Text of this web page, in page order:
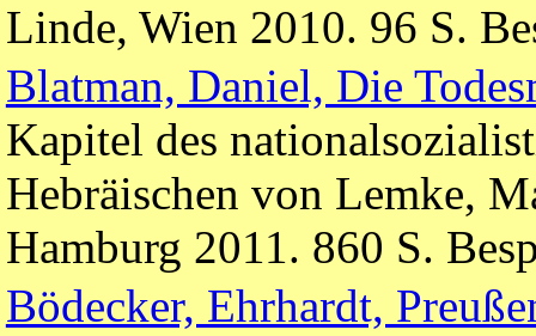
Linde, Wien 2010. 96 S.
Blatman, Daniel, Die
Kapitel des
Hebräischen von Lemke,
Hamburg 2011. 860 S.
Bödecker, Ehrhardt,